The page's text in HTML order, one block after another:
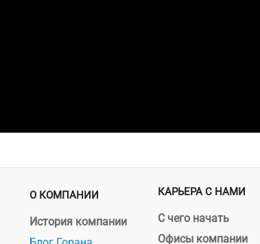
О КОМПАНИИ
История компании
КАРЬЕРА С НАМИ
С чего начать
Офисы компании